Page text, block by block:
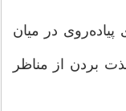
پیاده‌روی در میان
بردن از مناظر